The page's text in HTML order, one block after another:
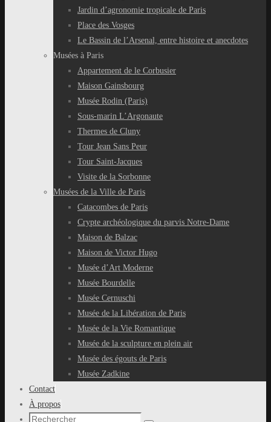
Jardin d’agronomie tropicale de Paris
Place des Vosges
Le Bassin de l’Arsenal, entre histoire et anecdotes
Musées à Paris
Appartement de le Corbusier
Maison Gainsbourg
Musée Rodin (Paris)
Sous-marin L’Argonaute
Thermes de Cluny
Tour Jean Sans Peur
Tour Saint-Jacques
Visite de la Sorbonne
Musées de la Ville de Paris
Catacombes de Paris
Crypte archéologique du parvis Notre-Dame
Maison de Balzac
Maison de Victor Hugo
Musée d’Art Moderne
Musée Bourdelle
Musée Cernuschi
Musée de la Libération de Paris
Musée de la Vie Romantique
Musée de la sculpture en plein air
Musée des égouts de Paris
Musée Zadkine
Contact
À propos
Recherche